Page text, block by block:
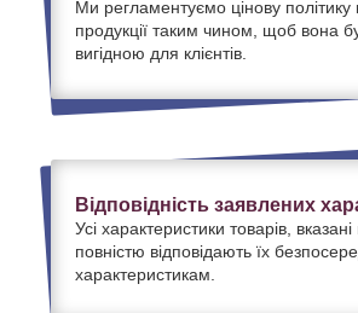
Ми регламентуємо цінову політику
продукції таким чином, щоб вона
вигідною для клієнтів.
Відповідність заявлених
Усі характеристики товарів, вказані
повністю відповідають їх
характеристикам.